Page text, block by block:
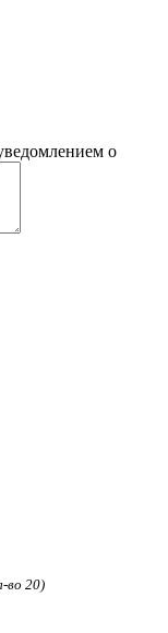
о
во 20)